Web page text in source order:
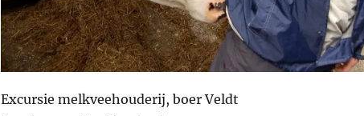
Excursie melkveehouderij, boer Veldt